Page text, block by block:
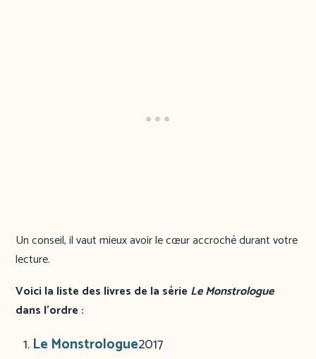
Un conseil, il vaut mieux avoir le cœur accroché durant votre
lecture.
Voici la liste des livres de la série Le Monstrologue
dans l’ordre :
Le Monstrologue2017